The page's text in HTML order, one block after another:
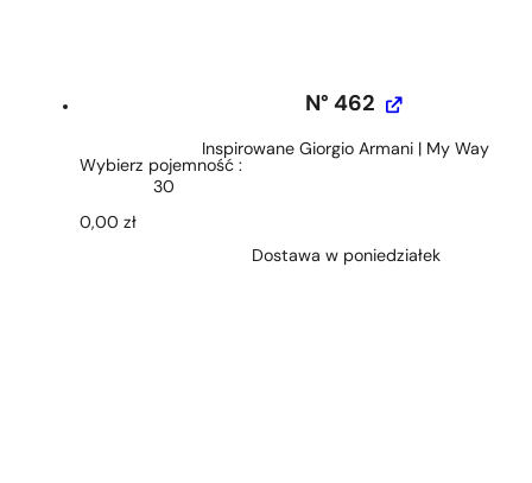
N° 462
Inspirowane Giorgio Armani | My Way
Wybierz pojemność
30
0,00zł
Dostawa w poniedziałek